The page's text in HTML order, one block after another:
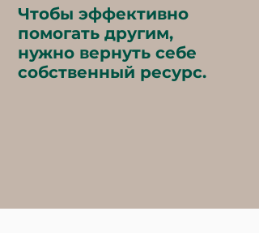
Чтобы эффективно
помогать другим,
нужно вернуть себе
собственный ресурс.